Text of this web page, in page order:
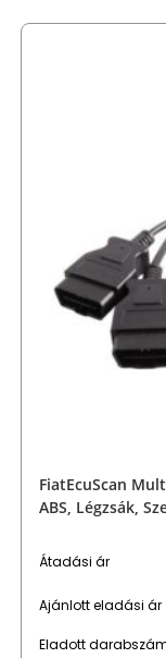
FiatEcuScan
ABS, Légzsák,
Átadási ár
Ajánlott eladási ár
Eladott